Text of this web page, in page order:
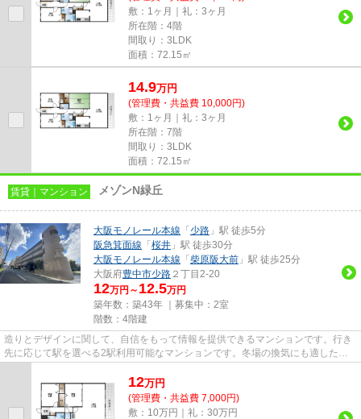
敷：1ヶ月｜礼：3ヶ月
所在階：4階
間取り：3LDK
面積：72.15㎡
14.9万円
(管理費・共益費 10,000円)
敷：1ヶ月｜礼：3ヶ月
所在階：7階
間取り：3LDK
面積：72.15㎡
賃貸｜マンション メゾンN緑丘
大阪モノレール本線 「 少路 」駅 徒歩5分
阪急箕面線 「 桜井 」駅 徒歩30分
大阪モノレール本線 「 柴原阪大前 」駅 徒歩25分
大阪府豊中市少路 ２丁目2-20
12万円～ 12.5万円
築年数：築43年 ｜募集中： 2室
階数：4階建
造りとデザインに関して、自信をもって情報を提供できるマンションです。行き
先に応じて駅を選べる2駅利用可能なマンションです。冬場の換気にも適した、
12万円
(管理費・共益費 7,000円)
敷：10万円｜礼：30万円